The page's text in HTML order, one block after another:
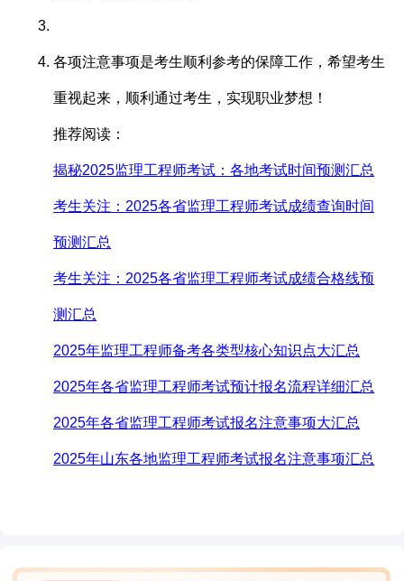
各项注意事项是考生顺利参考的保障工作，希望考生
重视起来，顺利通过考生，实现职业梦想！
推荐阅读：
揭秘2025监理工程师考试：各地考试时间预测汇总
考生关注：2025各省监理工程师考试成绩查询时间
预测汇总
考生关注：2025各省监理工程师考试成绩合格线预
测汇总
2025年监理工程师备考各类型核心知识点大汇总
2025年各省监理工程师考试预计报名流程详细汇总
2025年各省监理工程师考试报名注意事项大汇总
2025年山东各地监理工程师考试报名注意事项汇总